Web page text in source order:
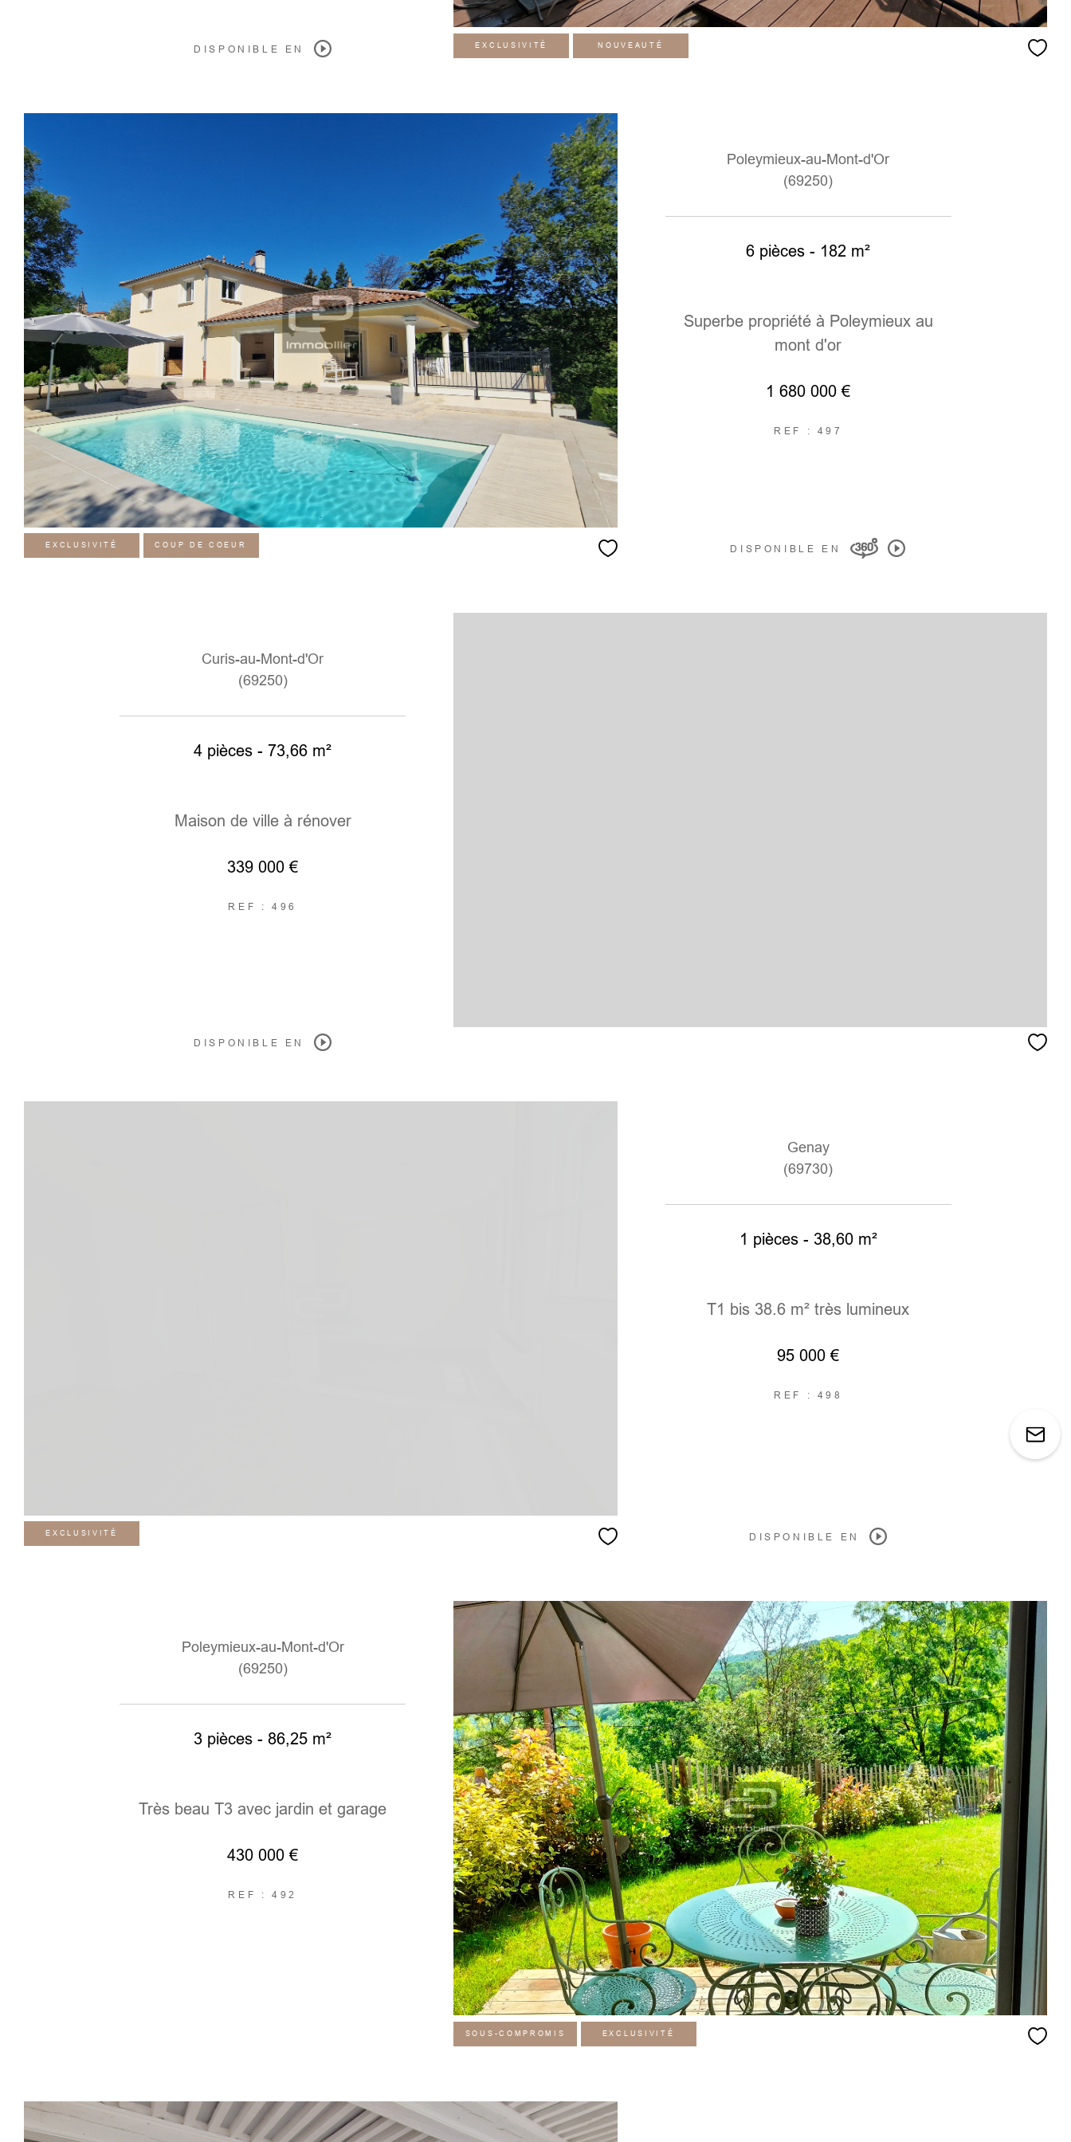
DISPONIBLE EN EXCLUSIVITÉ NOUVEAUTÉ
Poleymieux-au-Mont-d'Or
(69250)
6 pièces - 182 m²
Superbe propriété à Poleymieux au
mont d'or
1 680 000 €
REF : 497
DISPONIBLE EN
EXCLUSIVITÉ COUP DE COEUR
Curis-au-Mont-d'Or
(69250)
4 pièces - 73,66 m²
Maison de ville à rénover
339 000 €
REF : 496
DISPONIBLE EN
Genay
(69730)
1 pièces - 38,60 m²
T1 bis 38.6 m² très lumineux
95 000 €
REF : 498
DISPONIBLE EN
EXCLUSIVITÉ
Poleymieux-au-Mont-d'Or
(69250)
3 pièces - 86,25 m²
Très beau T3 avec jardin et garage
430 000 €
REF : 492
SOUS-COMPROMIS EXCLUSIVITÉ